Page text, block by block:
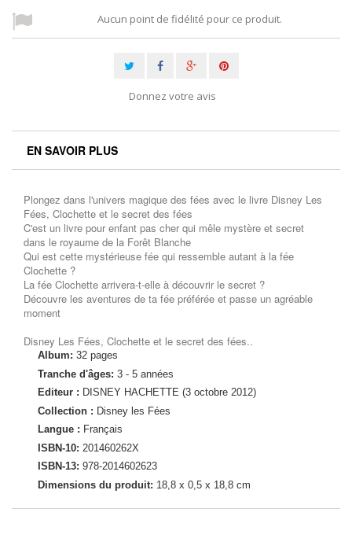
Aucun point de fidélité pour ce produit.
Donnez votre avis
EN SAVOIR PLUS
Plongez dans l'univers magique des fées avec le livre Disney Les
Fées, Clochette et le secret des fées
C'est un livre pour enfant pas cher qui mêle mystère et secret
dans le royaume de la Forêt Blanche
Qui est cette mystérieuse fée qui ressemble autant à la fée
Clochette ?
La fée Clochette arrivera-t-elle à découvrir le secret ?
Découvre les aventures de ta fée préférée et passe un agréable
moment
Disney Les Fées, Clochette et le secret des fées..
Album: 32 pages
Tranche d'âges: 3 - 5 années
Editeur : DISNEY HACHETTE (3 octobre 2012)
Collection : Disney les Fées
Langue : Français
ISBN-10: 201460262X
ISBN-13: 978-2014602623
Dimensions du produit: 18,8 x 0,5 x 18,8 cm